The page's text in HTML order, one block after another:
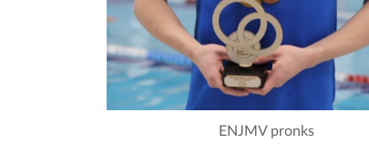
ENJMV pronks